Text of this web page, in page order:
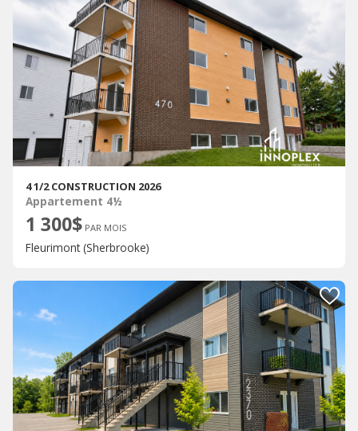
4 1/2 CONSTRUCTION 2026
Appartement 4½
1 300$ PAR MOIS
Fleurimont (Sherbrooke)